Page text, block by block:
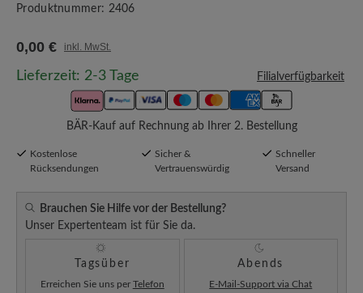
Produktnummer: 2406
0,00 € inkl. MwSt.
Lieferzeit: 2-3 Tage Filialverfügbarkeit
BÄR-Kauf auf Rechnung ab Ihrer 2. Bestellung
Kostenlose
Rücksendungen
Sicher &
Vertrauenswürdig
Schneller
Versand
Brauchen Sie Hilfe vor der Bestellung?
Unser Expertenteam ist für Sie da.
Tagsüber
Erreichen Sie uns per Telefon
Abends
E-Mail-Support via Chat